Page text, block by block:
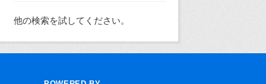
他の検索を試してください。